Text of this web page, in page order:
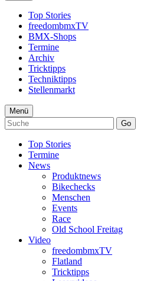
Top Stories
freedombmxTV
BMX-Shops
Termine
Archiv
Tricktipps
Techniktipps
Stellenmarkt
Menü
Go
Top Stories
Termine
News
Produktnews
Bikechecks
Menschen
Events
Race
Old School Freitag
Video
freedombmxTV
Flatland
Tricktipps